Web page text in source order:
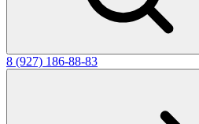
8 (927) 186-88-83